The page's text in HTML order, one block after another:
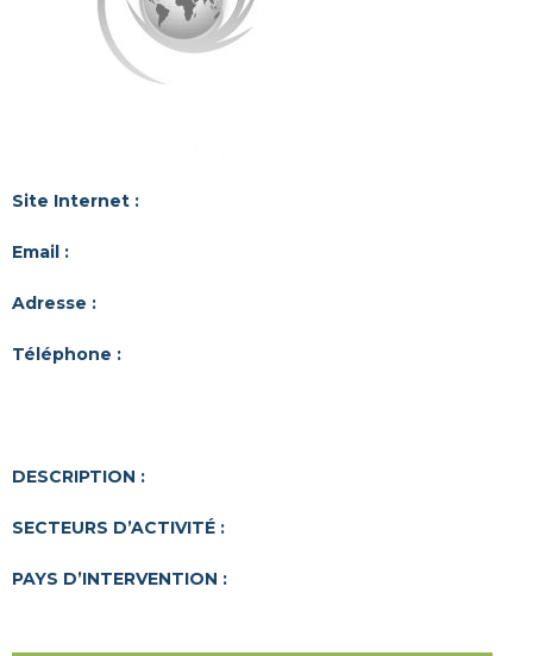
Site Internet :
Email :
Adresse :
Téléphone :
DESCRIPTION :
SECTEURS D’ACTIVITÉ :
PAYS D’INTERVENTION :